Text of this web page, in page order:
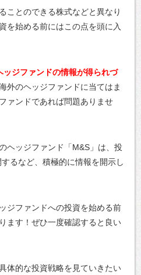
ことのできる株式などと異なり
を始める前にはこの点を頭に入
ッジファンドの情報が得られづ
外のヘッジファンドに当てはま
ァンドであれば問題ありませ
ヘッジファンド「M&S」は、投
るなど、積極的に情報を開示し
ジファンドへの投資を始める前
ます！ぜひ一度確認すると良い
体的な投資戦略を見ていきたい